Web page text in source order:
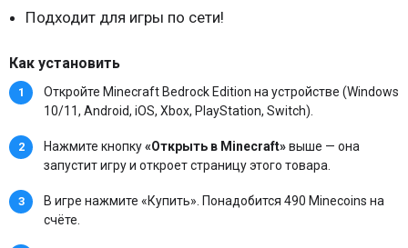
Подходит для игры по сети!
Как установить
Откройте Minecraft Bedrock Edition на устройстве (Windows
10/11, Android, iOS, Xbox, PlayStation, Switch).
Нажмите кнопку«Открыть в Minecraft»выше — она
запустит игру и откроет страницу этого товара.
В игре нажмите «Купить». Понадобится 490 Minecoins на
счёте.